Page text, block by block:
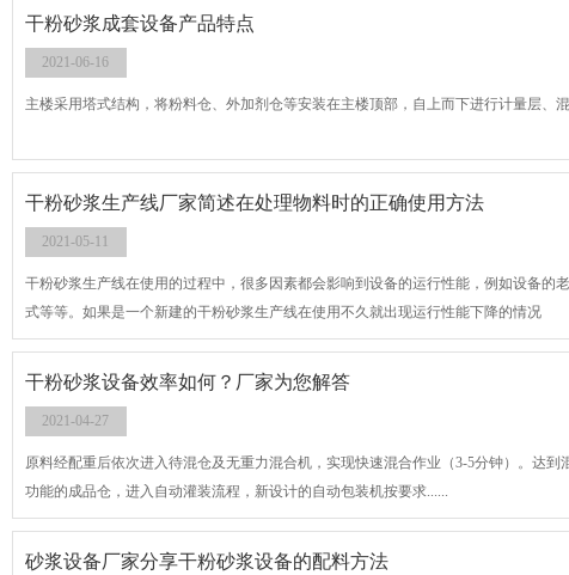
干粉砂浆成套设备产品特点
2021-06-16
主楼采用塔式结构，将粉料仓、外加剂仓等安装在主楼顶部，自上而下进行计量层、
干粉砂浆生产线厂家简述在处理物料时的正确使用方法
2021-05-11
干粉砂浆生产线在使用的过程中，很多因素都会影响到设备的运行性能，例如设备的
式等等。如果是一个新建的干粉砂浆生产线在使用不久就出现运行性能下降的情况
干粉砂浆设备效率如何？厂家为您解答
2021-04-27
原料经配重后依次进入待混仓及无重力混合机，实现快速混合作业（3-5分钟）。达
功能的成品仓，进入自动灌装流程，新设计的自动包装机按要求......
砂浆设备厂家分享干粉砂浆设备的配料方法